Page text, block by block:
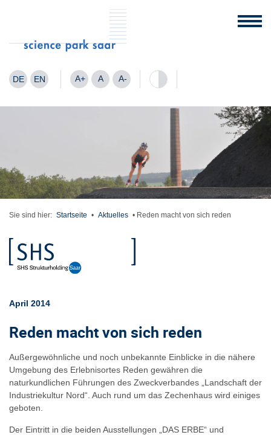
DE EN A+ A A-
Sie sind hier: Startseite • Aktuelles • Reden macht von sich reden
April 2014
Reden macht von sich reden
Außergewöhnliche und noch unbekannte Einblicke in die nähere
Umgebung des Erlebnisortes Reden gewähren die
naturkundlichen Führungen des Zweckverbandes „Landschaft der
Industriekultur Nord“. Auch rund um das Zechenhaus wird einiges
geboten.
Der Eintritt in die beiden Ausstellungen „DAS ERBE“ und